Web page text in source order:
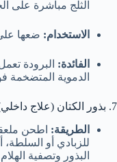
الثلج مباشرة على
الاستخدام: ضعها على
الفائدة: البرودة
الدموية المتضخمة
7. بذور الكتان (علاج داخلي)
الطريقة: اطحن
للزبادي أو
البذور وتصفية